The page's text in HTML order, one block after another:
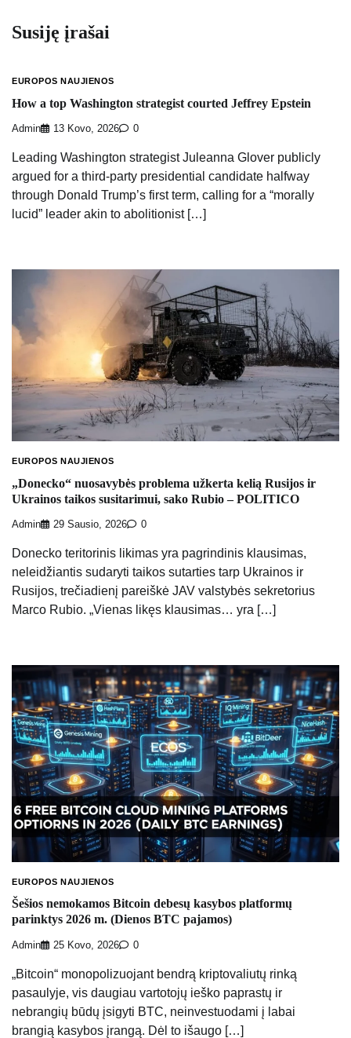
Susiję įrašai
EUROPOS NAUJIENOS
How a top Washington strategist courted Jeffrey Epstein
Admin 13 Kovo, 2026 0
Leading Washington strategist Juleanna Glover publicly
argued for a third-party presidential candidate halfway
through Donald Trump’s first term, calling for a “morally
lucid” leader akin to abolitionist […]
EUROPOS NAUJIENOS
„Donecko“ nuosavybės problema užkerta kelią Rusijos ir
Ukrainos taikos susitarimui, sako Rubio – POLITICO
Admin 29 Sausio, 2026 0
Donecko teritorinis likimas yra pagrindinis klausimas,
neleidžiantis sudaryti taikos sutarties tarp Ukrainos ir
Rusijos, trečiadienį pareiškė JAV valstybės sekretorius
Marco Rubio. „Vienas likęs klausimas… yra […]
EUROPOS NAUJIENOS
Šešios nemokamos Bitcoin debesų kasybos platformų
parinktys 2026 m. (Dienos BTC pajamos)
Admin 25 Kovo, 2026 0
„Bitcoin“ monopolizuojant bendrą kriptovaliutų rinką
pasaulyje, vis daugiau vartotojų ieško paprastų ir
nebrangių būdų įsigyti BTC, neinvestuodami į labai
brangią kasybos įrangą. Dėl to išaugo […]